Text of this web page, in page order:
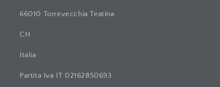
66010 Torrevecchia Teatina
CH
Italia
Partita Iva IT 02162850693